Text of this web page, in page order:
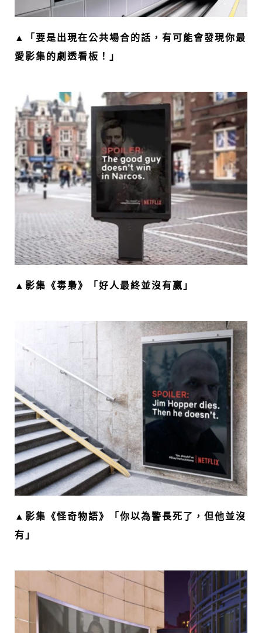
▲「要是出現在公共場合的話，有可能會發現你最
愛影集的劇透看板！」
▲影集《毒梟》「好人最終並沒有贏」
▲影集《怪奇物語》「你以為警長死了，但他並沒
有」